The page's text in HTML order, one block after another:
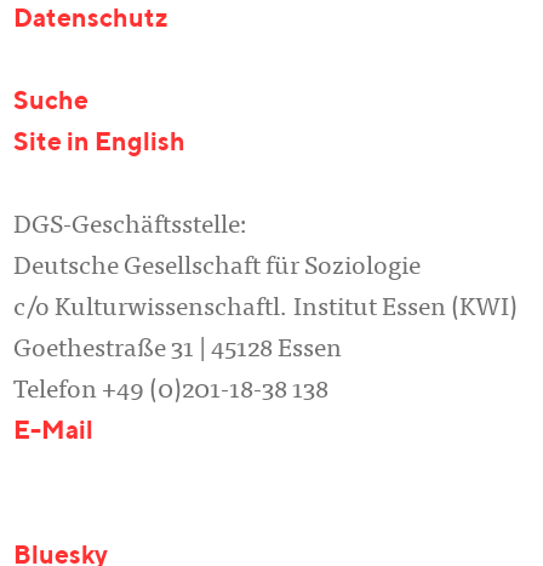
Datenschutz
Suche
Site in English
DGS-Geschäftsstelle:
Deutsche Gesellschaft für Soziologie
c/o Kulturwissenschaftl. Institut Essen (KWI)
Goethestraße 31 | 45128 Essen
Telefon +49 (0)201-18-38 138
E-Mail
Bluesky